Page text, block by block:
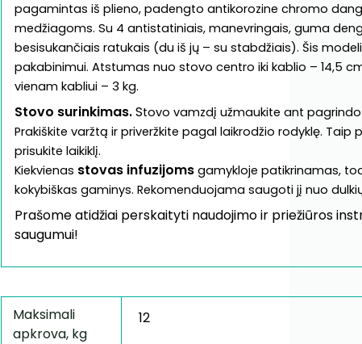
pagamintas iš plieno, padengto antikorozine chromo
medžiagoms. Su 4 antistatiniais, manevringais, guma
besisukančiais ratukais (du iš jų – su stabdžiais). Šis
pakabinimui. Atstumas nuo stovo centro iki kablio – 14,5
vienam kabliui – 3 kg.
Stovo surinkimas.Stovo vamzdį užmaukite ant pagrindo
Prakiškite varžtą ir priveržkite pagal laikrodžio rodyklę.
prisukite laikiklį.
Kiekvienas stovas infuzijoms gamykloje patikrinamas,
kokybiškas gaminys. Rekomenduojama saugoti jį nuo
Prašome atidžiai perskaityti naudojimo ir priežiūros
saugumui!
Maksimali
apkrova, kg
12